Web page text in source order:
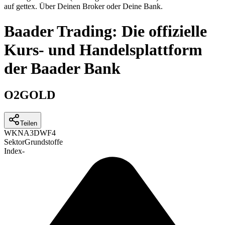
auf gettex. Über Deinen Broker oder Deine Bank.
Baader Trading: Die offizielle
Kurs- und Handelsplattform
der Baader Bank
O2GOLD
Teilen
WKNA3DWF4
SektorGrundstoffe
Index-